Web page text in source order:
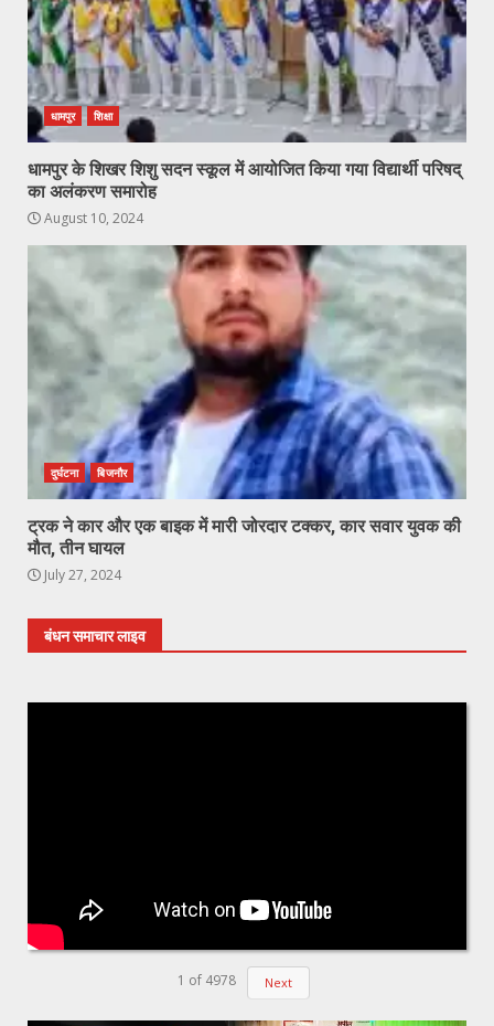
धामपुर शिक्षा
धामपुर के शिखर शिशु सदन स्कूल में आयोजित किया गया विद्यार्थी परिषद्
का अलंकरण समारोह
August 10, 2024
दुर्घटना बिजनौर
ट्रक ने कार और एक बाइक में मारी जोरदार टक्कर, कार सवार युवक की
मौत, तीन घायल
July 27, 2024
बंधन समाचार लाइव
1 of 4978 Next